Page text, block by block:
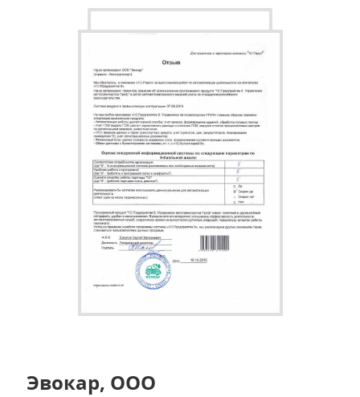
Эвокар, ООО